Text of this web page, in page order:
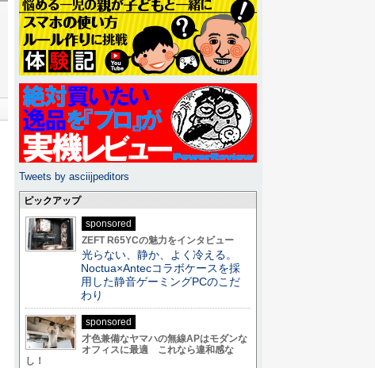
Tweets by asciijpeditors
ピックアップ
sponsored
ZEFT R65YCの魅力をインタビュー
光らない、静か、よく冷える。
Noctua×Antecコラボケースを採
用した静音ゲーミングPCのこだ
わり
sponsored
才色兼備なヤマハの無線APはモダンな
オフィスに最適 これなら違和感な
し！